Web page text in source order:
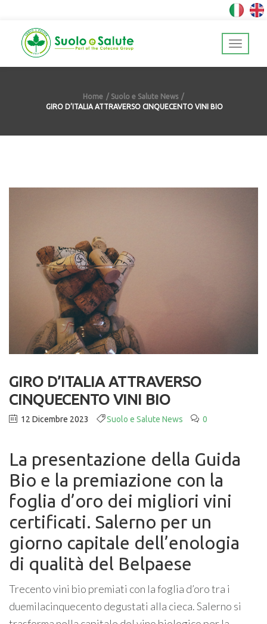
Home
Suolo e Salute News
GIRO D’ITALIA ATTRAVERSO CINQUECENTO VINI BIO
GIRO D’ITALIA ATTRAVERSO
CINQUECENTO VINI BIO
12 Dicembre 2023 Suolo e Salute News 0
La presentazione della Guida
Bio e la premiazione con la
foglia d’oro dei migliori vini
certificati. Salerno per un
giorno capitale dell’enologia
di qualità del Belpaese
Trecento vini bio premiati con la foglia d’oro tra i
duemilacinquecento degustati alla cieca. Salerno si